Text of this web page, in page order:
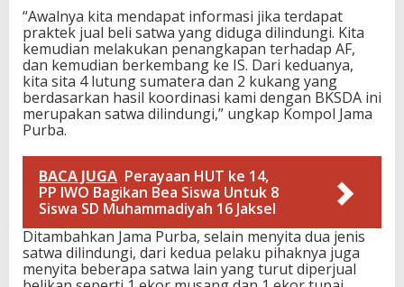
“Awalnya kita mendapat informasi jika terdapat
praktek jual beli satwa yang diduga dilindungi. Kita
kemudian melakukan penangkapan terhadap AF,
dan kemudian berkembang ke IS. Dari keduanya,
kita sita 4 lutung sumatera dan 2 kukang yang
berdasarkan hasil koordinasi kami dengan BKSDA ini
merupakan satwa dilindungi,” ungkap Kompol Jama
Purba.
BACA JUGA Perayaan HUT ke 14,
PP IWO Bagikan Bea Siswa Untuk 8
Siswa SD Muhammadiyah 16 Jaksel
Ditambahkan Jama Purba, selain menyita dua jenis
satwa dilindungi, dari kedua pelaku pihaknya juga
menyita beberapa satwa lain yang turut diperjual